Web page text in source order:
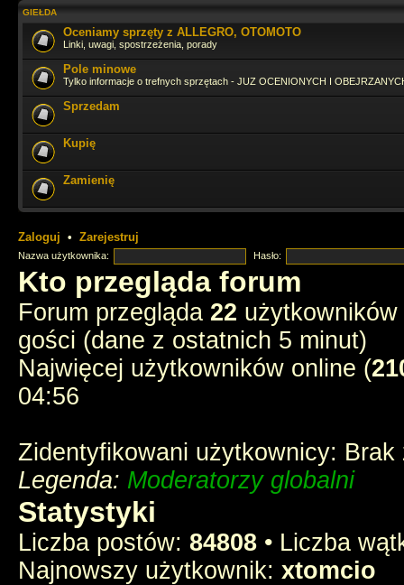
dzieje
ło panie Tasior sie pojawił
ale miło tu czasem zajrzeć i poczytać stare dzieje
instagramy
3 ostatnich muszkieterów?
jednak ktoś tu zagląda
GIEŁDA
Oceniamy sprzęty z ALLEGRO, OTOMOTO
Linki, uwagi, spostrzeżenia, porady
Pole minowe
Tylko informacje o trefnych sprzętach - JUZ OCENIONYCH I
Sprzedam
Kupię
Zamienię
Zaloguj • Zarejestruj
Nazwa użytkownika: Hasło:
Kto przegląda forum
Forum przegląda 22
gości (dane z ostatnich 5 minut)
Najwięcej użytkowników online (
04:56
Zidentyfikowani użytkownicy:
Legenda: Moderatorzy globalni
Statystyki
Liczba postów: 84808 • Liczba
Najnowszy użytkownik: xtomcio